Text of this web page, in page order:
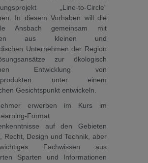
„Line-to-Circle“
In diesem Vorhaben will die
Ansbach gemeinsam mit
aus kleinen und
Unternehmen der Region
zur ökologisch
Entwicklung von
unter einem
Gesichtspunkt entwickeln.
erwerben im Kurs im
Format
auf den Gebieten
Recht, Design und Technik, aber
Fachwissen aus
Sparten und Informationen